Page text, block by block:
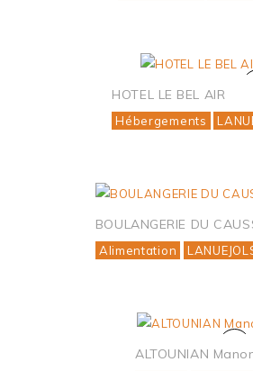
HOTEL LE BEL AIR
Hébergements
BOULANGERIE DU
Alimentation
ALTOUNIAN